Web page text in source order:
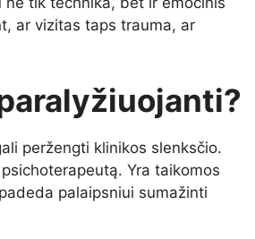
ar vizitas taps trauma, ar
peržengti klinikos slenksčio.
Yra taikomos
palaipsniui sumažinti